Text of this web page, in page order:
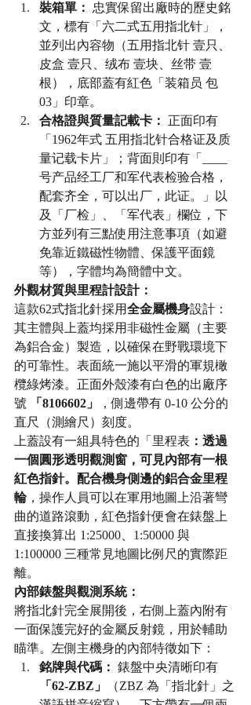
裝箱單：
忠實保留出廠時的歷史銘
文，標有「六二式五用指北针」，
並列出內容物（五用指北针 壹只、
皮盒 壹只、绒布 壹块、丝带 壹
根），底部蓋有紅色「装箱员 包
03」印章。
合格證與質量記載卡：
正面印有
「1962年式 五用指北针合格证及质
量记载卡片」；背面則印有「____
号产品经工厂和军代表检验合格，
配套齐全，可以出厂，此证。」以
及「厂检」、「军代表」欄位，下
方並列有三點使用注意事項（如避
免靠近鐵磁性物體、保護平面鏡
等），字體均為簡體中文。
外觀材質與里程計設計：
這款62式指北針採用全金屬機身設計：
其主體與上蓋均採用非磁性金屬（主要
為鋁合金）製造，以確保在野戰環境下
的可靠性。表面統一施以平滑的軍規橄
欖綠烤漆。正面外殼漆有白色的出廠序
號
「8106602」
，側邊帶有 0-10 公分的
直尺（測繪尺）刻度。
上蓋設有一組具特色的「里程表 ：透過
一個圓形透明觀測窗，可見內部有一根
紅色指針。配合機身側邊的鋁合金里程
輪，操作人員可以在軍用地圖上沿著彎
曲的道路滾動，紅色指針便會在錶盤上
直接換算出 1:25000、1:50000 與
1:100000 三種常見地圖比例尺的實際距
離。
內部錶盤與觀測系統：
將指北針完全展開後，右側上蓋內附有
一面保護完好的金屬反射鏡，用於輔助
瞄準。左側主機身的內部特徵如下：
銘牌與代碼： 錶盤中央清晰印有
「62-ZBZ」
（ZBZ 為「指北針」之